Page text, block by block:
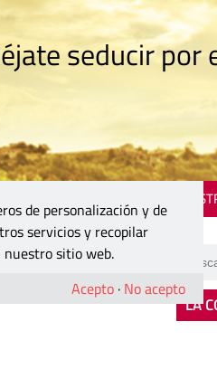
seducir por
LA
de personalización y de
servicios y recopilar
sitio web.
Acepto · No acepto